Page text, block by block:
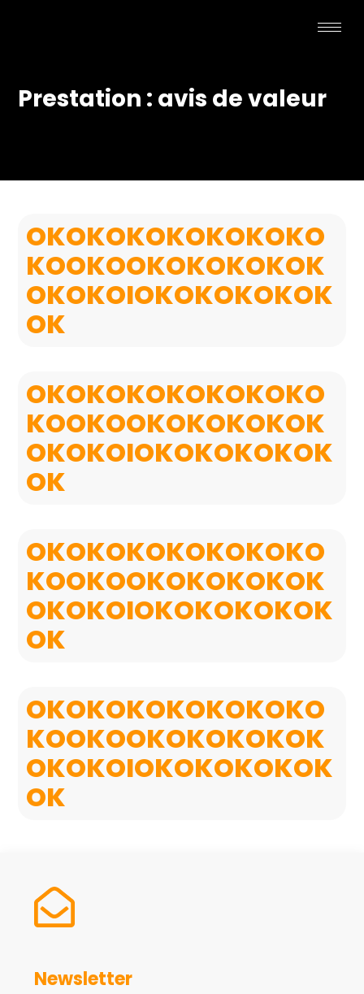
Prestation : avis de valeur
OKOKOKOKOKOKOKO
KOOKOOKOKOKOKOK
OKOKOIOKOKOKOKOK
OK
OKOKOKOKOKOKOKO
KOOKOOKOKOKOKOK
OKOKOIOKOKOKOKOK
OK
OKOKOKOKOKOKOKO
KOOKOOKOKOKOKOK
OKOKOIOKOKOKOKOK
OK
OKOKOKOKOKOKOKO
KOOKOOKOKOKOKOK
OKOKOIOKOKOKOKOK
OK
Newsletter